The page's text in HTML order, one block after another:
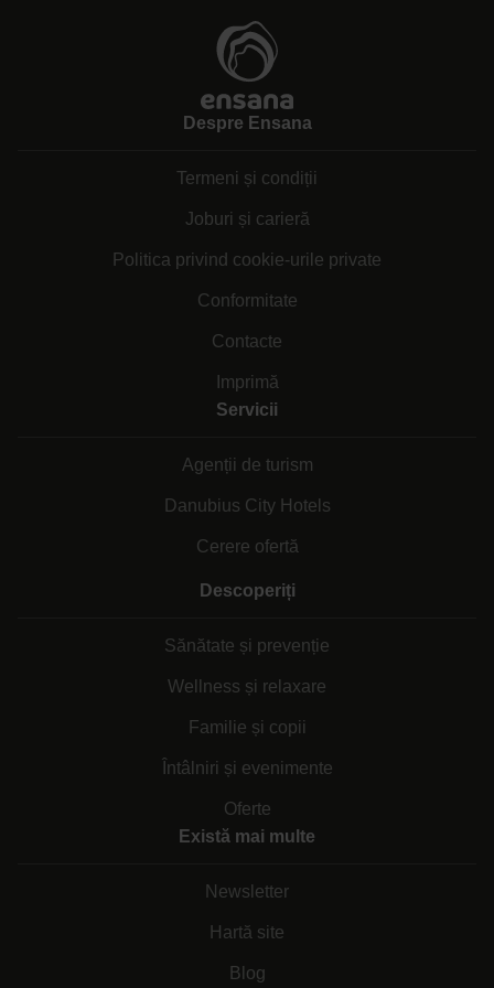
Despre Ensana
Termeni și condiții
Joburi și carieră
Politica privind cookie-urile private
Conformitate
Contacte
Imprimă
Servicii
Agenții de turism
Danubius City Hotels
Cerere ofertă
Descoperiți
Sănătate și prevenție
Wellness și relaxare
Familie și copii
Întâlniri și evenimente
Oferte
Există mai multe
Newsletter
Hartă site
Blog